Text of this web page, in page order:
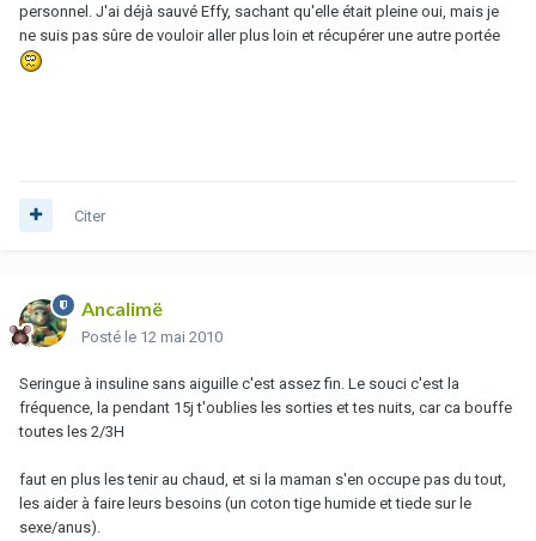
personnel. J'ai déjà sauvé Effy, sachant qu'elle était pleine oui, mais je
ne suis pas sûre de vouloir aller plus loin et récupérer une autre portée
Citer
Ancalimë
Posté le 12 mai 2010
Seringue à insuline sans aiguille c'est assez fin. Le souci c'est la
fréquence, la pendant 15j t'oublies les sorties et tes nuits, car ca bouffe
toutes les 2/3H
faut en plus les tenir au chaud, et si la maman s'en occupe pas du tout,
les aider à faire leurs besoins (un coton tige humide et tiede sur le
sexe/anus).